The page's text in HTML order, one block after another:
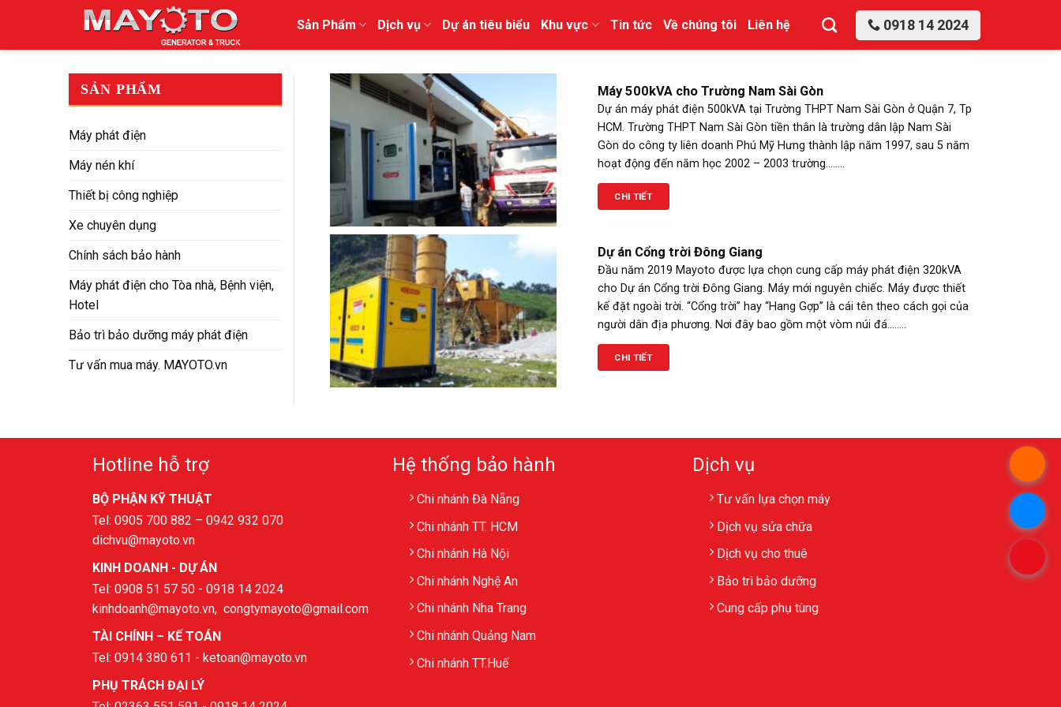
content
Sản Phẩm Dịch vụ Dự án tiêu biểu Khu vực Tin tức Về chúng tôi Liên hệ 0918 14 2024
SẢN PHẨM
Máy phát điện
Máy nén khí
Thiết bị công nghiệp
Xe chuyên dụng
Chính sách bảo hành
Máy phát điện cho Tòa nhà, Bệnh viện,
Hotel
Bảo trì bảo dưỡng máy phát điện
Tư vấn mua máy. MAYOTO.vn
Máy 500kVA cho Trường Nam Sài Gòn
Dự án máy phát điện 500kVA tại Trường THPT Nam Sài Gòn ở Quận 7, Tp
HCM. Trường THPT Nam Sài Gòn tiền thân là trường dân lập Nam Sài
Gòn do công ty liên doanh Phú Mỹ Hưng thành lập năm 1997, sau 5 năm
hoạt động đến năm học 2002 – 2003 trường........
CHI TIẾT
Dự án Cổng trời Đông Giang
Đầu năm 2019 Mayoto được lựa chọn cung cấp máy phát điện 320kVA
cho Dự án Cổng trời Đông Giang. Máy mới nguyên chiếc. Máy được thiết
kế đặt ngoài trời. “Cổng trời” hay “Hang Gợp” là cái tên theo cách gọi của
người dân địa phương. Nơi đây bao gồm một vòm núi đá........
CHI TIẾT
Hotline hỗ trợ
BỘ PHẬN KỸ THUẬT
Tel: 0905 700 882 – 0942 932 070
dichvu@mayoto.vn
KINH DOANH - DỰ ÁN
Tel: 0908 51 57 50 - 0918 14 2024
kinhdoanh@mayoto.vn, congtymayoto@gmail.com
TÀI CHÍNH – KẾ TOÁN
Tel: 0914 380 611 - ketoan@mayoto.vn
PHỤ TRÁCH ĐẠI LÝ
Hệ thống bảo hành
Chi nhánh Đà Nẵng
Chi nhánh TT. HCM
Chi nhánh Hà Nội
Chi nhánh Nghệ An
Chi nhánh Nha Trang
Chi nhánh Quảng Nam
Chi nhánh TT.Huế
Dịch vụ
Tư vấn lựa chọn máy
Dịch vụ sửa chữa
Dịch vụ cho thuê
Bảo trì bảo dưỡng
Cung cấp phụ tùng